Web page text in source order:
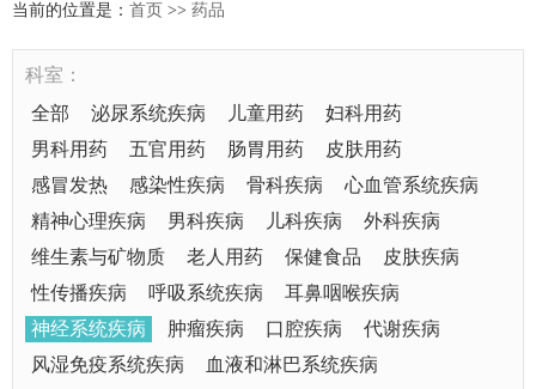
当前的位置是： 首页 >> 药品
科室：
全部
泌尿系统疾病 儿童用药
妇科用药
男科用药
五官用药 肠胃用药
皮肤用药
感冒发热
感染性疾病 骨科疾病
心血管系统疾病
精神心理疾病
男科疾病 儿科疾病
外科疾病
维生素与矿物质
老人用药 保健食品
皮肤疾病
性传播疾病
呼吸系统疾病
耳鼻咽喉疾病
神经系统疾病
肿瘤疾病 口腔疾病
代谢疾病
风湿免疫系统疾病
血液和淋巴系统疾病